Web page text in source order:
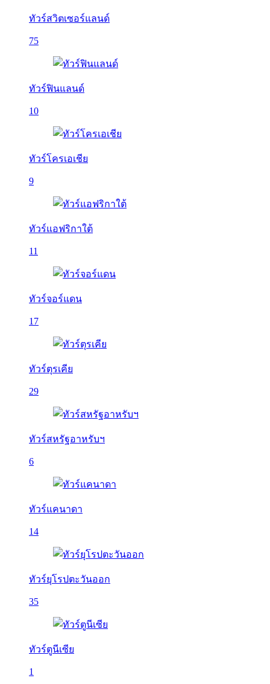
ทัวร์สวิตเซอร์แลนด์
75
ทัวร์ฟินแลนด์
10
ทัวร์โครเอเชีย
9
ทัวร์แอฟริกาใต้
11
ทัวร์จอร์แดน
17
ทัวร์ตุรเคีย
29
ทัวร์สหรัฐอาหรับฯ
6
ทัวร์แคนาดา
14
ทัวร์ยุโรปตะวันออก
35
ทัวร์ตูนีเซีย
1